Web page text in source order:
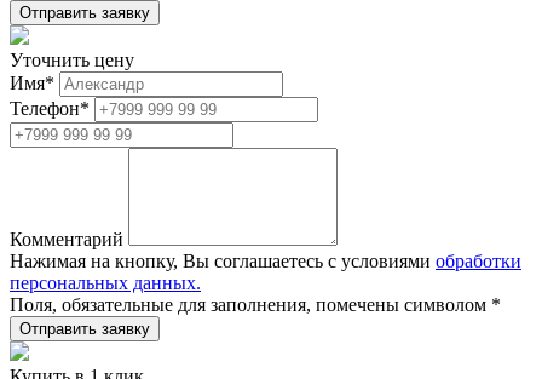
Уточнить цену
Имя*
Телефон*
Комментарий
Нажимая на кнопку, Вы соглашаетесь с условиями обработки
персональных данных.
Поля, обязательные для заполнения, помечены символом *